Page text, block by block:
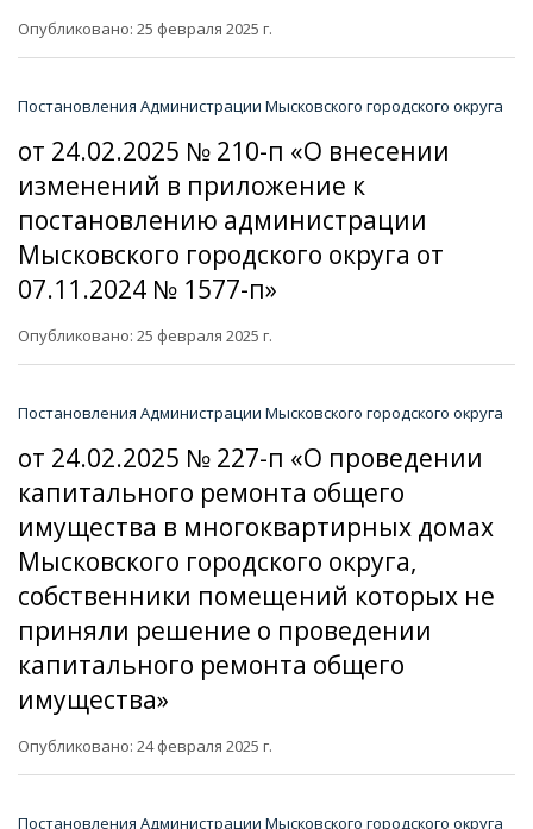
Опубликовано: 25 февраля 2025 г.
Постановления Администрации Мысковского городского округа
от 24.02.2025 № 210-п «О внесении
изменений в приложение к
постановлению администрации
Мысковского городского округа от
07.11.2024 № 1577-п»
Опубликовано: 25 февраля 2025 г.
Постановления Администрации Мысковского городского округа
от 24.02.2025 № 227-п «О проведении
капитального ремонта общего
имущества в многоквартирных домах
Мысковского городского округа,
собственники помещений которых не
приняли решение о проведении
капитального ремонта общего
имущества»
Опубликовано: 24 февраля 2025 г.
Постановления Администрации Мысковского городского округа